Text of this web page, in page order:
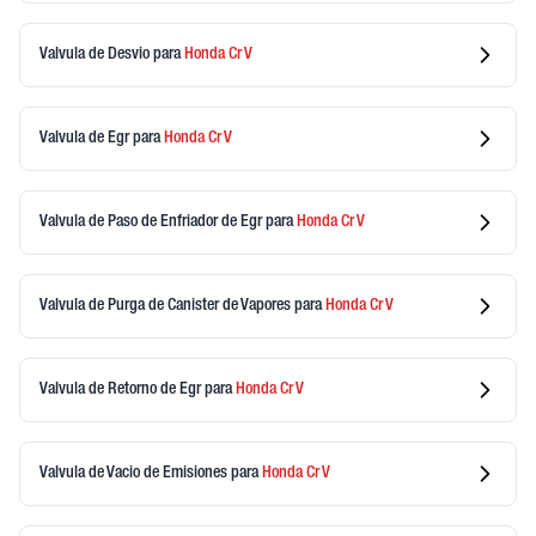
Valvula de Desvio para HondaCr V
Valvula de Egrpara HondaCr V
Valvula de Paso de Enfriador de Egrpara HondaCr V
Valvula de Purga de Canister de Vapores para HondaCr V
Valvula de Retorno de Egrpara HondaCr V
Valvula de Vacio de Emisiones para HondaCr V